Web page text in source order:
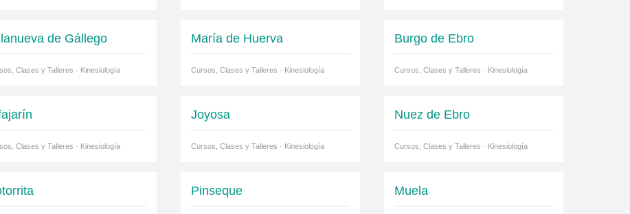
de Gállego
Clases y Talleres · Kinesiología
María de Huerva
Cursos, Clases y Talleres · Kinesiología
Burgo de Ebro
Cursos, Clases y Talleres · Kinesiología
Clases y Talleres · Kinesiología
Joyosa
Cursos, Clases y Talleres · Kinesiología
Nuez de Ebro
Cursos, Clases y Talleres · Kinesiología
Pinseque Muela